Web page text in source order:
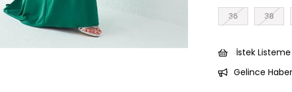
36 38
İstek Listeme
Gelince